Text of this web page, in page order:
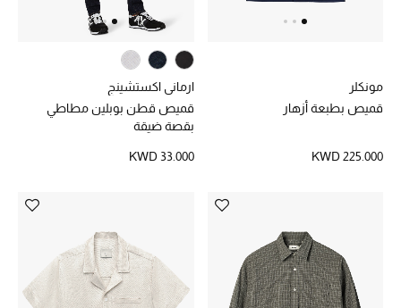
جديد لدينا
عرض جميع المنتجات
مونكلر
قميص بطبعة أزهار
KWD 225.000
ارماني اكستشينج
قميص قطن بوبلين مطاطي
بقصة ضيقة
KWD 33.000